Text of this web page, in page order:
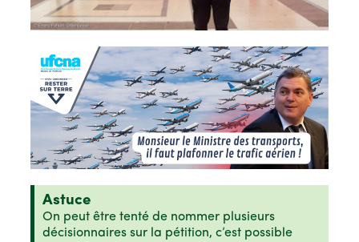
Astuce
On peut être tenté de nommer plusieurs
décisionnaires sur la pétition, c’est possible